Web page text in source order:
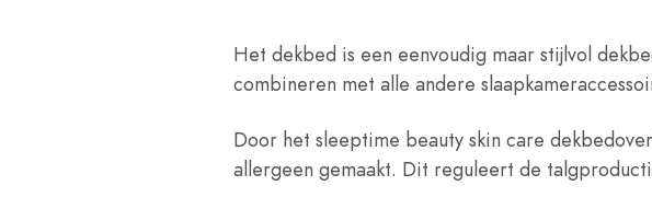
Het dekbed is een eenvoudig maar stijlvol
combineren met alle andere
Door het sleeptime beauty skin care
allergeen gemaakt. Dit reguleert de